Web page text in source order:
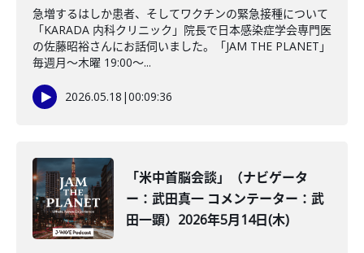
急増するはしか患者、そしてワクチンの緊急接種について
「KARADA 内科クリニック」院長で日本感染症学会専門医
の佐藤昭裕さんにお話伺いました。「JAM THE PLANET」
毎週月～木曜 19:00～...
2026.05.18 |00:09:36
「米中首脳会談」（ナビゲータ
ー：武田真一 コメンテーター：武
田一顕）2026年5月14日(木)